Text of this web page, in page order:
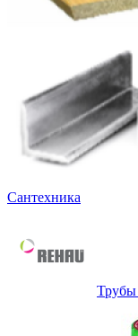
Сантехника
Трубы